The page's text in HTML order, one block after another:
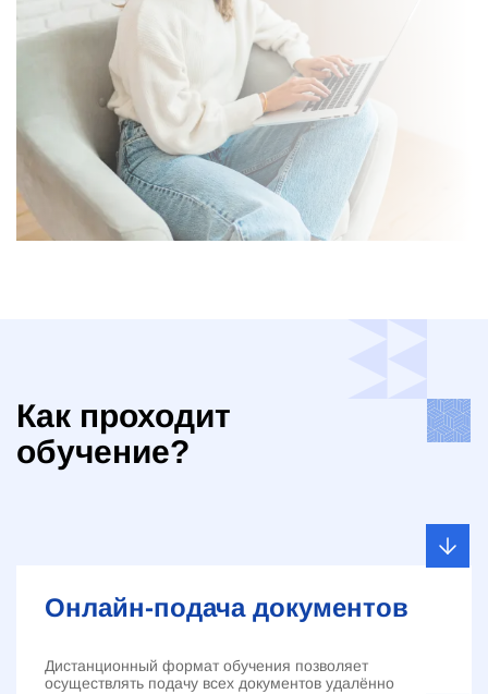
Как проходит
обучение?
Онлайн-подача документов
Дистанционный формат обучения позволяет
осуществлять подачу всех документов удалённо